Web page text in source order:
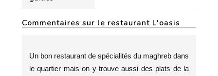
Commentaires sur le restaurant L'oasis
Un bon restaurant de spécialités du maghreb dans
le quartier mais on y trouve aussi des plats de la